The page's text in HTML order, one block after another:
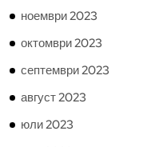
ноември 2023
октомври 2023
септември 2023
август 2023
юли 2023